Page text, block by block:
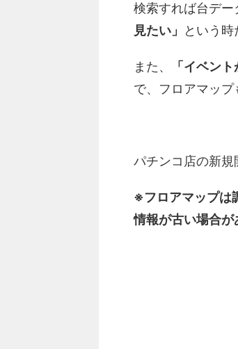
検索すれば台デー
見たい」
という時
また、 「イベン
で、フロアマップ
パチンコ店の新規
※フロアマップは
情報が古い場合が